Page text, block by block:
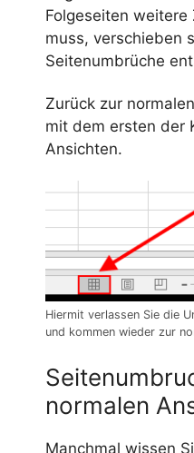
Folgeseiten
muss, verschieben
Seitenumbrüche
Zurück zur
mit dem ersten der
Ansichten.
Hiermit verlassen Sie die
und kommen wieder zur
normalen
Manchmal wissen